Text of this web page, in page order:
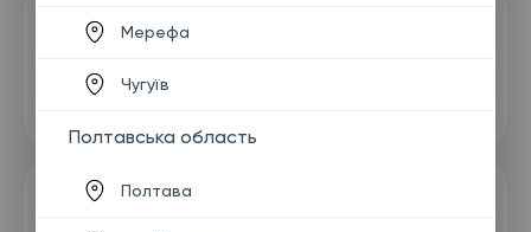
Мерефа
Чугуїв
Полтавська область
Полтава